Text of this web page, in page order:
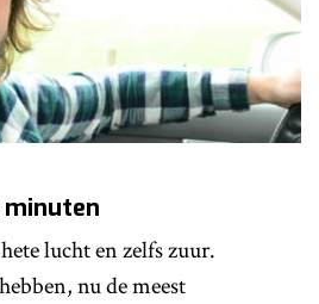
minuten
lucht en zelfs zuur.
nu de meest